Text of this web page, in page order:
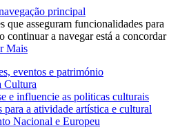
principal
que asseguram funcionalidades para
continuar a navegar está a concordar
Mais
eventos e património
Cultura
e influencie as politicas culturais
para a atividade artística e cultural
Nacional e Europeu